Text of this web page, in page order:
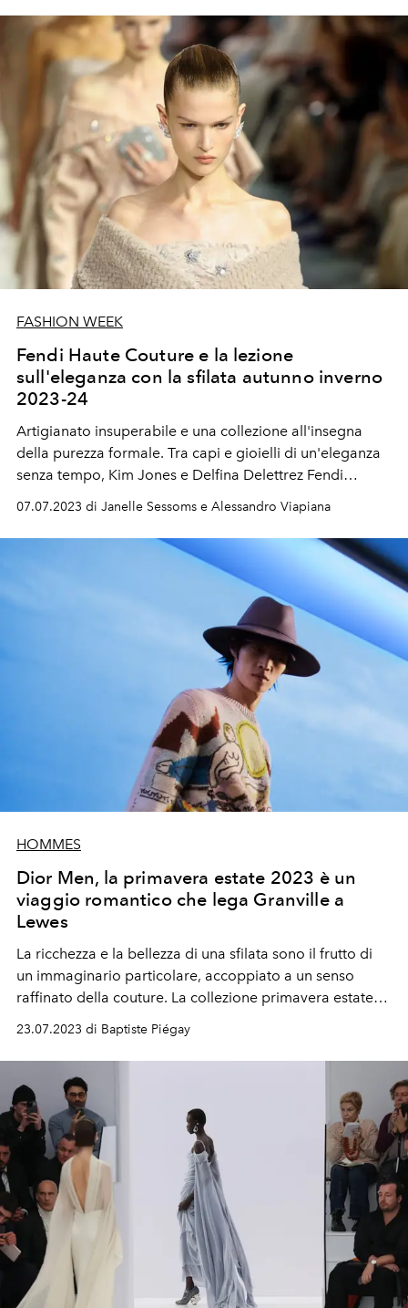
FASHION WEEK
Fendi Haute Couture e la lezione
sull'eleganza con la sfilata autunno inverno
2023-24
Artigianato insuperabile e una collezione all'insegna
della purezza formale. Tra capi e gioielli di un'eleganza
senza tempo, Kim Jones e Delfina Delettrez Fendi
presentano a Parigi la collezione Haute Couture autunno
07.07.2023 di Janelle Sessoms e Alessandro Viapiana
HOMMES
Dior Men, la primavera estate 2023 è un
viaggio romantico che lega Granville a
Lewes
La ricchezza e la bellezza di una sfilata sono il frutto di
un immaginario particolare, accoppiato a un senso
raffinato della couture. La collezione primavera estate
2023, immaginata da Kim Jones per l'uomo di Dior, ne è
la prova. In un viaggio che evoca la maison d'infanzia di
monsieur Christian Dior, e il Sussex, dove il designer
inglese di Dior Men ha passato parte della sua
giovinezza.
23.07.2023 di Baptiste Piégay